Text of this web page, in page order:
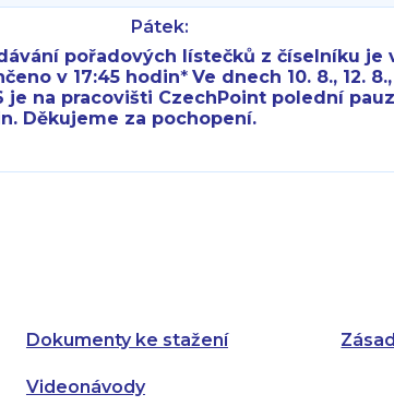
Dokumenty ke stažení
Videonávody
Pátek:
pořadových lístečků z číselníku je
v 17:45 hodin*Ve dnech 10. 8., 12.
je na pracovišti CzechPoint polední
Děkujeme za pochopení.
Pátek: